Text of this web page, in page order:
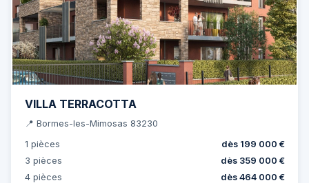
VILLA TERRACOTTA
📍 Bormes-les-Mimosas 83230
1 pièces
dès 199 000 €
3 pièces
dès 359 000 €
4 pièces
dès 464 000 €